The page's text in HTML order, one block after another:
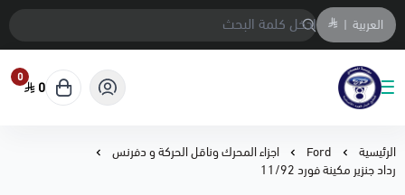
العربية |
متجر المحمادي لقطع السيارات
0
0
الرئيسية Ford
اجزاء المحرك وناقل الحركة و دفرنس
رداد جنزير مكينة فورد 11/92